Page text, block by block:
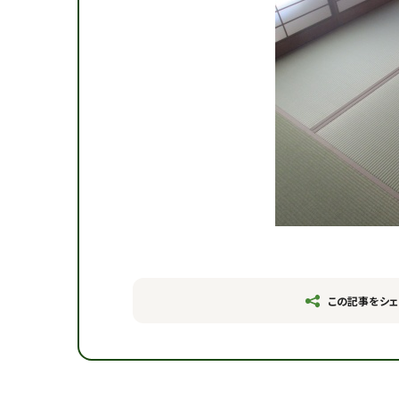
この記事をシ